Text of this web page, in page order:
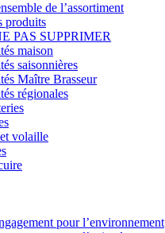
de l’assortiment
produits
PAS SUPPRIMER
maison
saisonnières
Maître Brasseur
régionales
volaille
pour l’environnement